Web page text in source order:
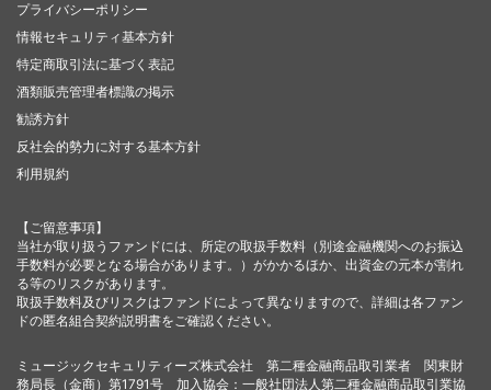
プライバシーポリシー
情報セキュリティ基本方針
特定商取引法に基づく表記
酒類販売管理者標識の掲示
勧誘方針
反社会的勢力に対する基本方針
利用規約
【ご留意事項】
当社が取り扱うファンドには、所定の取扱手数料（別途金融機関へのお振込
手数料が必要となる場合があります。）がかかるほか、出資金の元本が割れ
る等のリスクがあります。
取扱手数料及びリスクはファンドによって異なりますので、詳細は各ファン
ドの匿名組合契約説明書をご確認ください。
ミュージックセキュリティーズ株式会社 第二種金融商品取引業者 関東財
務局長（金商）第1791号 加入協会：一般社団法人第二種金融商品取引業協